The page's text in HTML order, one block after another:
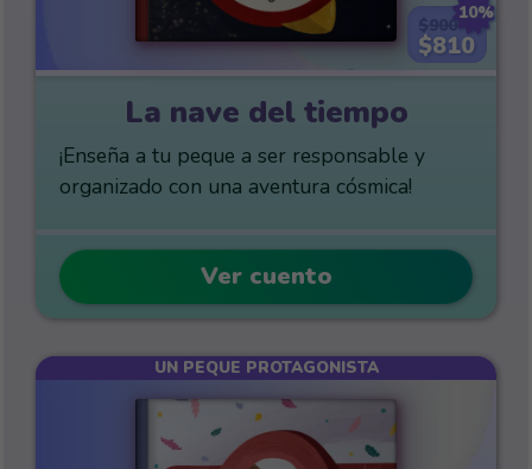
10%
$900
$810
La nave del tiempo
¡Enseña a tu peque a ser responsable y
organizado con una aventura cósmica!
Ver cuento
UN PEQUE PROTAGONISTA